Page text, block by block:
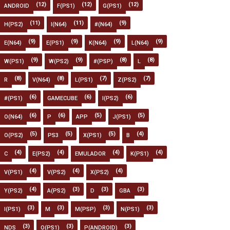
ANDROID (12) F(PS1) (12) G(PS1) (12)
H(PS2) (11) I(N64) (11) #(N64) (9)
E(N64) (9) E(PS1) (9) K(N64) (9) L(N64) (9)
W(PS1) (9) W(PS2) (9) #(PSP) (8) L (8)
R (8) V(N64) (8) L(PS1) (7) Z(PS2) (7)
#(PS1) (6) GAMECUBE (6) I(PS2) (6)
O(N64) (6) P (6) APP (5) J(PS1) (5)
O(PS2) (5) PS3 (5) X(PS1) (5) B (4)
C (4) E(PS2) (4) EMULADOR (4) K(PS1) (4)
V(PS1) (4) V(PS2) (4) X(PS2) (4)
Y(PS2) (4) A(PS2) (3) D (3) GBA (3)
I(PS1) (3) M (3) M(PSP) (3) N(PS1) (3)
NDS (3) O(PS1) (3) P(ANDROID) (3)